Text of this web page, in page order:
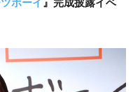
ボーイ 』完成披露イベ